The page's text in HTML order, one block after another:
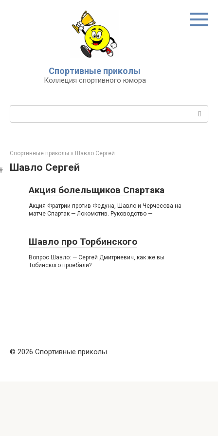
Спортивные приколы
Коллеция спортивного юмора
Спортивные приколы » Шавло Сергей
Шавло Сергей
Акция болельщиков Спартака
Акция Фратрии против Федуна, Шавло и Черчесова на
матче Спартак — Локомотив. Руководство —
Шавло про Торбинского
Вопрос Шавло: — Сергей Дмитриевич, как же вы
Тобинского проебали?
© 2026 Спортивные приколы